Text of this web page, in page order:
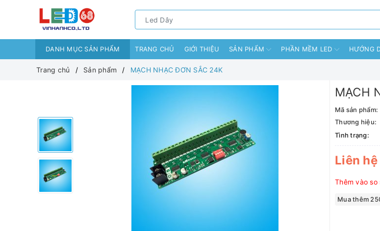
DANH MỤC SẢN PHẨM TRANG CHỦ GIỚI THIỆU SẢN PHẨM PHẦN MỀM LED HƯỚNG
Trang chủ Sản phẩm MẠCH NHẠC ĐƠN SẮC 24K
MẠCH
Mã sản phẩm:
Thương hiệu:
Tình trạng:
Liên hệ
Thêm vào so
Mua thêm